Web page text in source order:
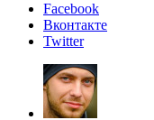
Facebook
Вконтакте
Twitter